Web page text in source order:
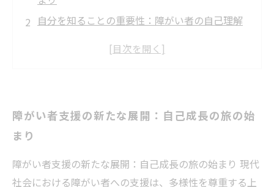
自分を知ることの重要性：障がい者の自己理解
コミュニケーション能力を磨く：社会参加の第
障がい者の自己成長を支える多角的アプローチ
共に歩む未来：障がい者が自立した生活を実現
するために
障がい者支援の新たな展開：自己成長の旅の始
まり
障がい者支援の新たな展開：自己成長の旅の始まり 現代
社会における障がい者への支援は、多様性を尊重する上